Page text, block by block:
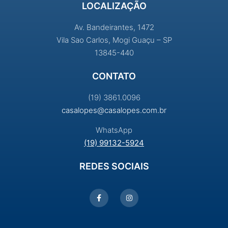
LOCALIZAÇÃO
Av. Bandeirantes, 1472
Vila Sao Carlos, Mogi Guaçu – SP
13845-440
CONTATO
(19) 3861.0096
casalopes@casalopes.com.br
WhatsApp
(19) 99132-5924
REDES SOCIAIS